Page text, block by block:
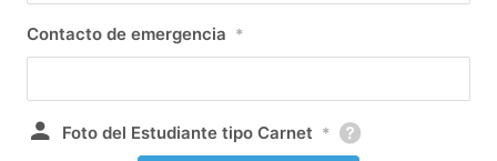
Contacto de emergencia *
Foto del Estudiante tipo Carnet *